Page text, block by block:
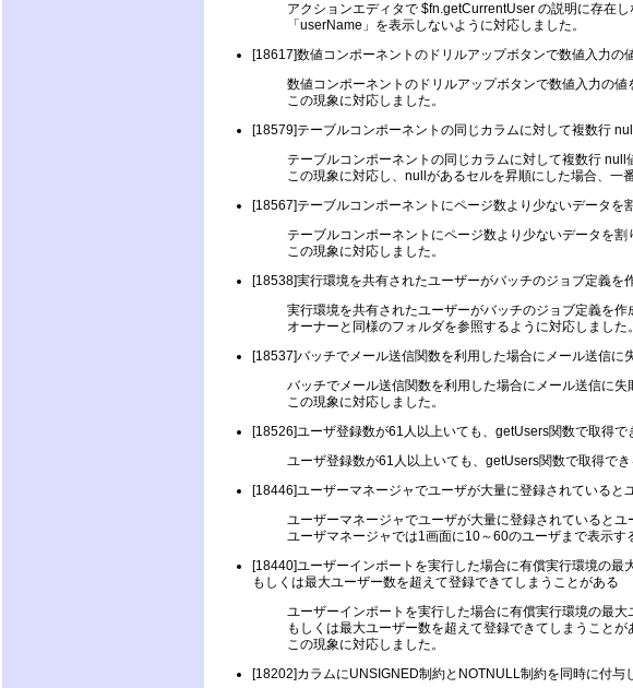
アクションエディタで $fn.getCurrentUser の説明に存在
「userName」を表示しないように対応しました。
[18617]数値コンポーネントのドリルアップボタンで数値入力
数値コンポーネントのドリルアップボタンで数値入力の
この現象に対応しました。
[18579]テーブルコンポーネントの同じカラムに対して複数行
テーブルコンポーネントの同じカラムに対して複数行 null
この現象に対応し、nullがあるセルを昇順にした場合、一
[18567]テーブルコンポーネントにページ数より少ないデータ
テーブルコンポーネントにページ数より少ないデータを
この現象に対応しました。
[18538]実行環境を共有されたユーザーがバッチのジョブ定義
実行環境を共有されたユーザーがバッチのジョブ定義を
オーナーと同様のフォルダを参照するように対応しました。
[18537]バッチでメール送信関数を利用した場合にメール送信に
バッチでメール送信関数を利用した場合にメール送信に失
この現象に対応しました。
[18526]ユーザ登録数が61人以上いても、getUsers関数で取得で
ユーザ登録数が61人以上いても、getUsers関数で取得で
[18446]ユーザーマネージャでユーザが大量に登録されている
ユーザーマネージャでユーザが大量に登録されていると
ユーザマネージャでは1画面に10～60のユーザまで表示す
[18440]ユーザーインポートを実行した場合に有償実行環境の最
もしくは最大ユーザー数を超えて登録できてしまうことがある
ユーザーインポートを実行した場合に有償実行環境の最大
もしくは最大ユーザー数を超えて登録できてしまうことが
この現象に対応しました。
[18202]カラムにUNSIGNED制約とNOTNULL制約を同時に付与